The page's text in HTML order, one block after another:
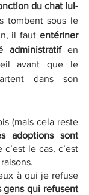
du chat lui-
tombent sous le
il faut entériner
administratif en
avant que le
dans son
(mais cela reste
adoptions sont
c’est le cas, c’est
à qui je refuse
gens qui refusent